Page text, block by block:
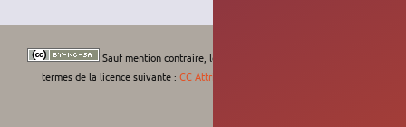
Sauf mention contraire, le contenu de ce wiki est placé sous les
termes de la licence suivante : CC Attribution-Noncommercial-Share Alike 4.0